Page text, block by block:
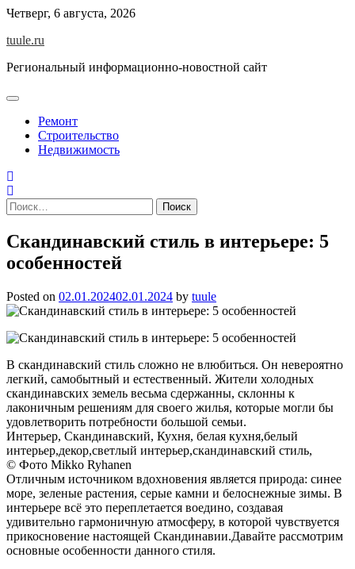
Skip
content
Четверг, 6 августа, 2026
tuule.ru
Региональный информационно-новостной сайт
Ремонт
Строительство
Недвижимость
Найти:
Скандинавский стиль в интерьере: 5
особенностей
Posted on 02.01.202402.01.2024 by tuule
В скандинавский стиль сложно не влюбиться. Он невероятно
легкий, самобытный и естественный. Жители холодных
скандинавских земель весьма сдержанны, склонны к
лаконичным решениям для своего жилья, которые могли бы
удовлетворить потребности большой семьи.
Интерьер, Скандинавский, Кухня, белая кухня,белый
интерьер,декор,светлый интерьер,скандинавский стиль,
© Фото Mikko Ryhanen
Отличным источником вдохновения является природа: синее
море, зеленые растения, серые камни и белоснежные зимы. В
интерьере всё это переплетается воедино, создавая
удивительно гармоничную атмосферу, в которой чувствуется
прикосновение настоящей Скандинавии.Давайте рассмотрим
основные особенности данного стиля.